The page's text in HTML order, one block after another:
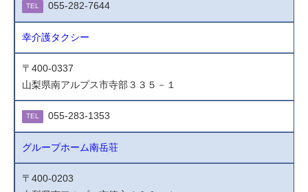
TEL 055-282-7644
幸介護タクシー
〒400-0337
山梨県南アルプス市寺部３３５－１
TEL 055-283-1353
グループホーム南岳荘
〒400-0203